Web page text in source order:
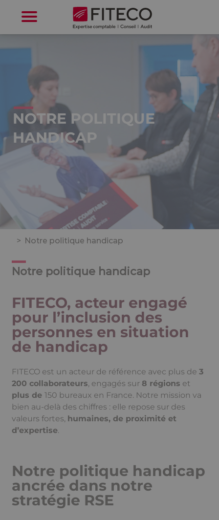
NOTRE POLITIQUE
HANDICAP
> Notre politique handicap
Notre politique handicap
FITECO, acteur engagé
pour l’inclusion des
personnes en situation
de handicap
FITECO est un acteur de référence avec plus de 3
200 collaborateurs, engagés sur 8 régions et
plus de 150 bureaux en France. Notre mission va
bien au-delà des chiffres : elle repose sur des
valeurs fortes, humaines, de proximité et
d’expertise.
Notre politique handicap
ancrée dans notre
stratégie RSE
Cookies management panel